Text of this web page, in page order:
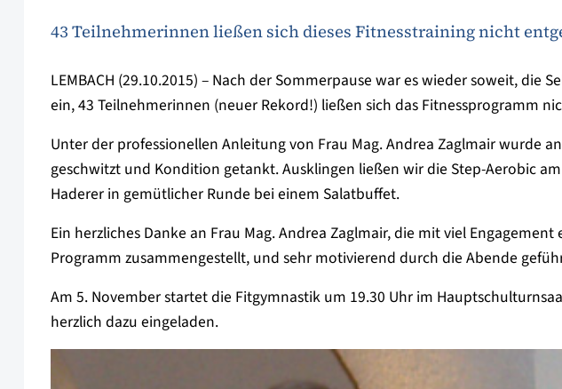
43 Teilnehmerinnen ließen sich dieses Fitnesstraining nicht
LEMBACH (29.10.2015) – Nach der Sommerpause war es wieder soweit, die
ein, 43 Teilnehmerinnen (neuer Rekord!) ließen sich das Fitnessprogramm
Unter der professionellen Anleitung von Frau Mag. Andrea Zaglmair wurde
geschwitzt und Kondition getankt. Ausklingen ließen wir die Step-Aerobic
Haderer in gemütlicher Runde bei einem Salatbuffet.
Ein herzliches Danke an Frau Mag. Andrea Zaglmair, die mit viel
Programm zusammengestellt, und sehr motivierend durch die Abende
Am 5. November startet die Fitgymnastik um 19.30 Uhr im
herzlich dazu eingeladen.